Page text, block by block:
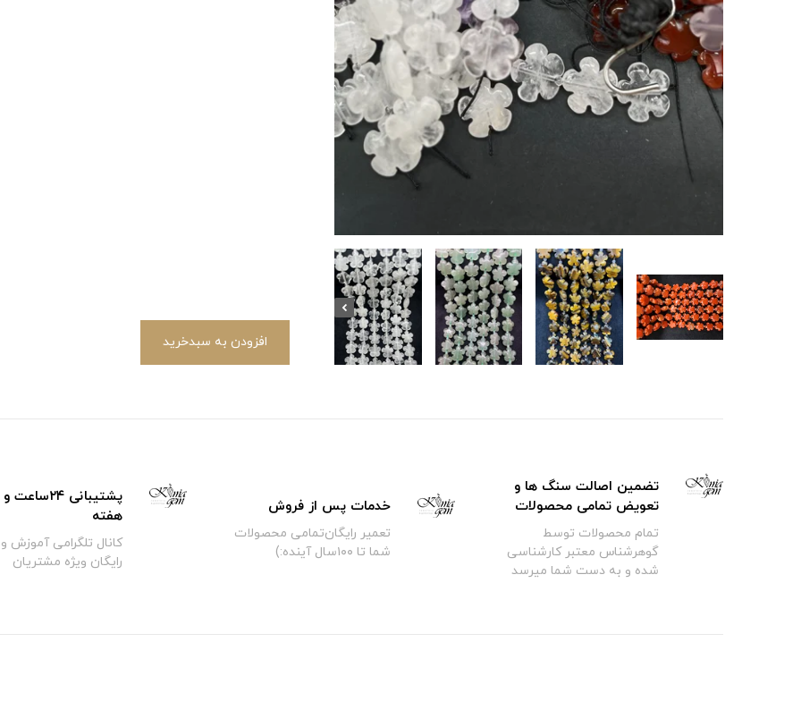
افزودن به سبدخرید
تضمین اصالت سنگ ها و
تعویض تمامی محصولات
تمام محصولات توسط
گوهرشناس معتبر کارشناسی
شده و به دست شما میرسد
خدمات پس از فروش
تعمیر رایگان‌تمامی محصولات
شما تا ۱۰۰سال آینده:)
هفته
کانال تلگرامی آموزش
رایگان ویژه مشتریان